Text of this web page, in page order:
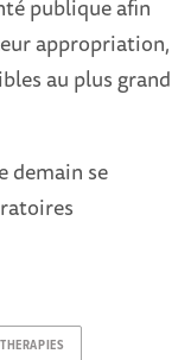
publique afin
appropriation,
au plus grand
demain se